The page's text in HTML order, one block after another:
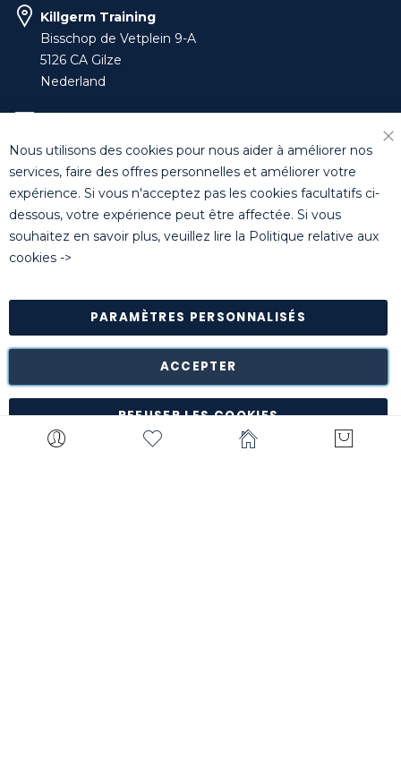
Killgerm Training
Bisschop de Vetplein 9-A
5126 CA Gilze
Nederland
+32 (0)14 44 22 79
© Killgerm Group Ltd. All rights reserved |Conditions
générales de vente
Retour des marchandises est possible* dans les 14 jours
suivant leur réception dans leur emballage d'origine intact à
notre entrepôt de Turnhout (Belgique).
*à l'exception de certains produits comme la
Nous utilisons des cookies pour nous aider à améliorer nos
services, faire des offres personnelles et améliorer votre
expérience. Si vous n'acceptez pas les cookies facultatifs ci-
dessous, votre expérience peut être affectée. Si vous
souhaitez en savoir plus, veuillez lire la Politique relative aux
cookies ->
ACCEPTER
PARAMÈTRES PERSONNALISÉS
REFUSER LES COOKIES